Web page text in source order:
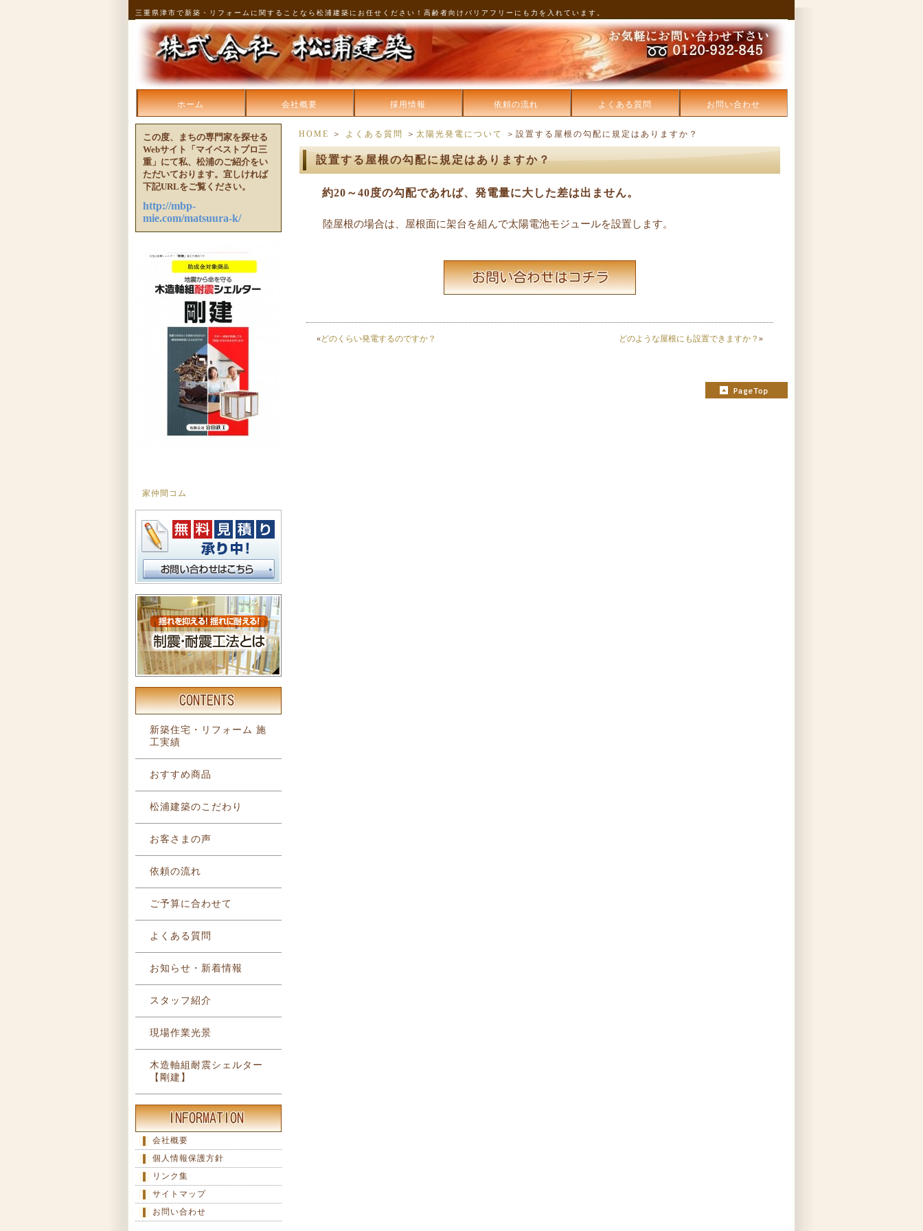
三重県津市で新築・リフォームに関することなら松浦建築にお任せください！高齢者向けバリアフリーにも力を入れています。
ホーム 会社概要 採用情報 依頼の流れ よくある質問 お問い合わせ
HOME ＞ よくある質問 ＞ 太陽光発電について ＞設置する屋根の勾配に規定はありますか？
設置する屋根の勾配に規定はありますか？
約20～40度の勾配であれば、発電量に大した差は出ません。
陸屋根の場合は、屋根面に架台を組んで太陽電池モジュールを設置します。
«どのくらい発電するのですか？ どのような屋根にも設置できますか？ »
この度、まちの専門家を探せる
Webサイト「マイベストプロ三
重」にて私、松浦のご紹介をい
ただいております。宜しければ
下記URLをご覧ください。
http://mbp-
mie.com/matsuura-k/
家仲間コム
新築住宅・リフォーム 施
工実績
おすすめ商品
松浦建築のこだわり
お客さまの声
依頼の流れ
ご予算に合わせて
よくある質問
お知らせ・新着情報
スタッフ紹介
現場作業光景
木造軸組耐震シェルター
【剛建】
会社概要
個人情報保護方針
リンク集
サイトマップ
お問い合わせ